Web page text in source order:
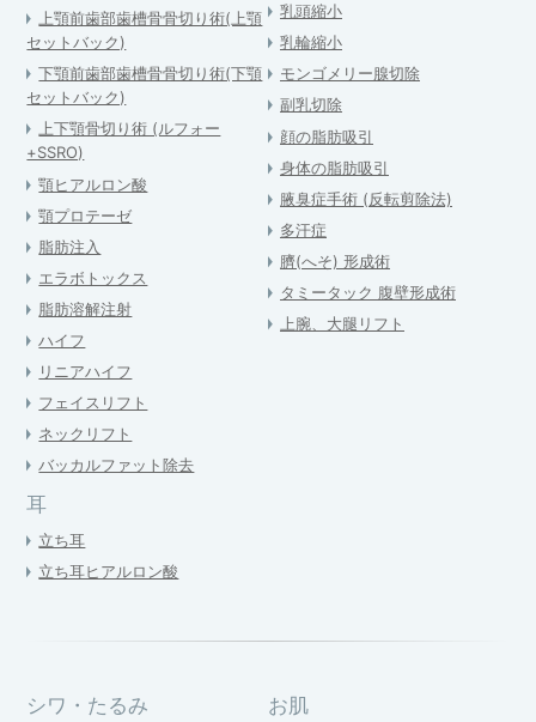
上顎前歯部歯槽骨骨切り術(上顎
セットバック)
下顎前歯部歯槽骨骨切り術(下顎
セットバック)
上下顎骨切り術 (ルフォー
+SSRO)
顎ヒアルロン酸
顎プロテーゼ
脂肪注入
エラボトックス
脂肪溶解注射
ハイフ
リニアハイフ
フェイスリフト
ネックリフト
バッカルファット除去
耳
立ち耳
立ち耳ヒアルロン酸
乳頭縮小
乳輪縮小
モンゴメリー腺切除
副乳切除
顔の脂肪吸引
身体の脂肪吸引
腋臭症手術 (反転剪除法)
多汗症
臍(へそ) 形成術
タミータック 腹壁形成術
上腕、大腿リフト
シワ・たるみ お肌